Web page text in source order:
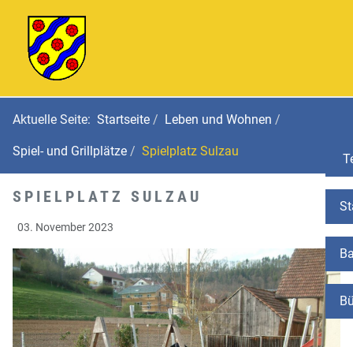
Aktuelle Seite: Startseite Leben und Wohnen
Spiel- und Grillplätze Spielplatz Sulzau
SPIELPLATZ SULZAU
03. November 2023